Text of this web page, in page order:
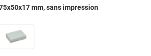
mm, sans impression